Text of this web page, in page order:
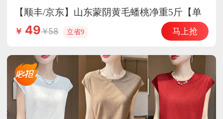
【顺丰/京东】山东蒙阴黄毛蟠桃净重5斤【单
果150g+】香甜多汁 皮薄核小
￥ 49 58 立省9 马上抢